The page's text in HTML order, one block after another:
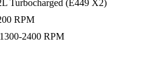
Turbocharged (E449 X2)
RPM
2400 RPM